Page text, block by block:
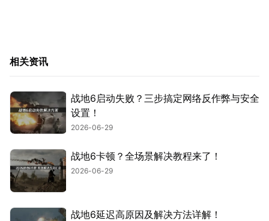
相关资讯
战地6启动失败？三步搞定网络反作弊与安全
设置！
2026-06-29
战地6卡顿？全场景解决教程来了！
2026-06-29
战地6延迟高原因及解决方法详解！